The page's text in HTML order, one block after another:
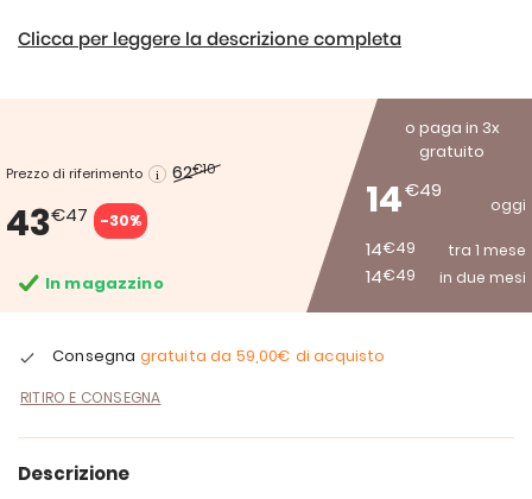
Clicca per leggere la descrizione completa
Prezzo di riferimento 62€10
43€47 -30%
o paga in 3x
gratuito
14€49
oggi
14€49 tra 1 mese
14€49 in due mesi
In magazzino
Consegna gratuita da 59,00€ di acquisto
RITIRO E CONSEGNA
Descrizione